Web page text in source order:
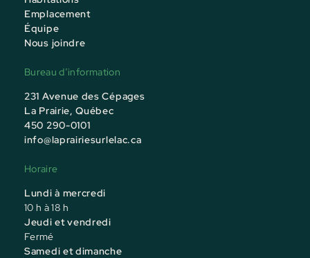
Emplacement
Équipe
Nous joindre
Bureau d’information
231 Avenue des Cépages
La Prairie, Québec
450 290-0101
info@laprairiesurlelac.ca
Horaire
Lundi à mercredi
10 h à 18 h
Jeudi et vendredi
Fermé
Samedi et dimanche